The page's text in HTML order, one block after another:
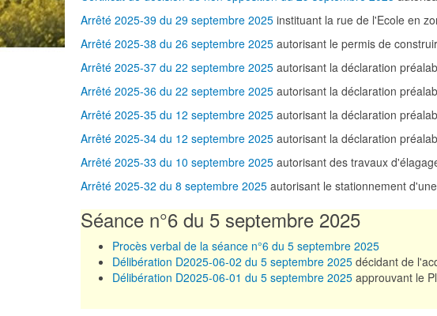
Arrêté 2025-39 du 29 septembre 2025 instituant la rue de l'Ecole en
Arrêté 2025-38 du 26 septembre 2025 autorisant le permis de
Arrêté 2025-37 du 22 septembre 2025 autorisant la déclaration
Arrêté 2025-36 du 22 septembre 2025 autorisant la déclaration
Arrêté 2025-35 du 12 septembre 2025 autorisant la déclaration
Arrêté 2025-34 du 12 septembre 2025 autorisant la déclaration
Arrêté 2025-33 du 10 septembre 2025 autorisant des travaux
Arrêté 2025-32 du 8 septembre 2025 autorisant le stationnement
Séance n°6 du 5 septembre 2025
Procès verbal de la séance n°6 du 5 septembre 2025
Délibération D2025-06-02 du 5 septembre 2025 décidant de
Délibération D2025-06-01 du 5 septembre 2025 approuvant le